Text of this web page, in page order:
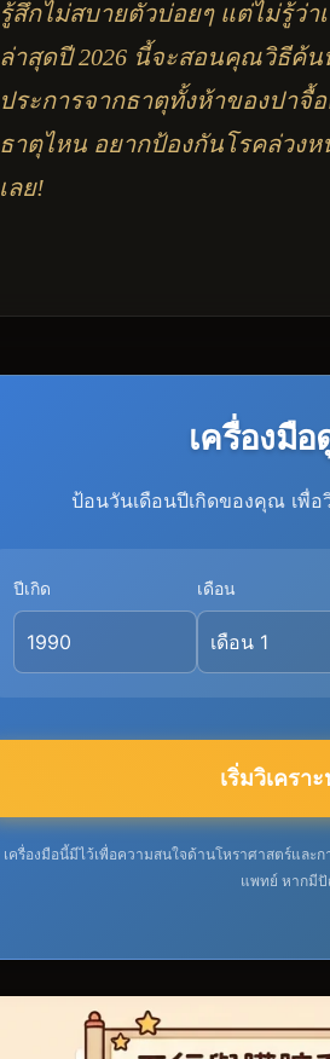
รู้สึกไม่สบายตัวบ่อยๆ แต่ไม่รู้ว่
ล่าสุดปี 2026 นี้จะสอนคุณวิธีค้
ประการจากธาตุทั้งห้าของปาจื้
ธาตุไหน อยากป้องกันโรคล่วง
เลย!
เครื่องมื
ป้อนวันเดือนปีเกิดของคุณ เพื่
ปีเกิด เดือน
เริ่มวิเคร
เครื่องมือนี้มีไว้เพื่อความสนใจด้านโหราศาสตร์และ
แพทย์ หากมี